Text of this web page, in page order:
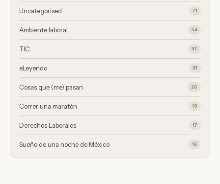
Uncategorised 71
Ambiente laboral 54
TIC 37
eLeyendo 31
Cosas que (me) pasan 26
Correr una maratón 19
Derechos Laborales 17
Sueño de una noche de México 16